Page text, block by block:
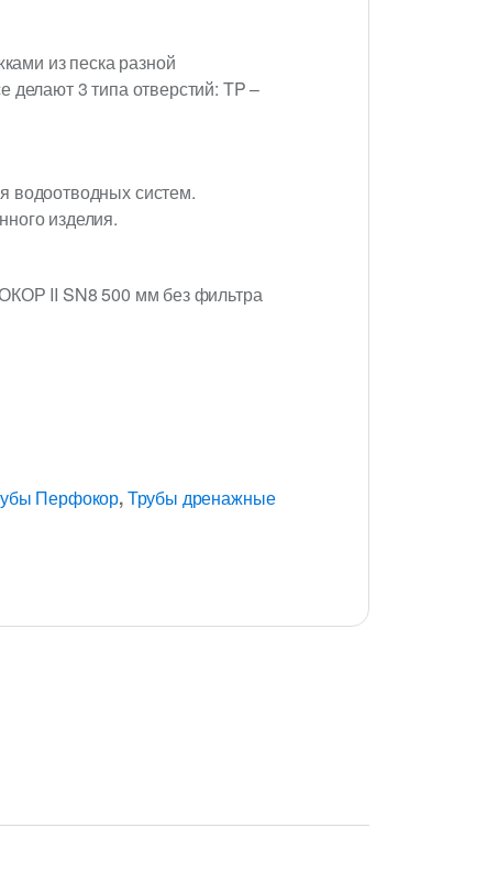
из песка разной
делают 3 типа отверстий: TP –
водоотводных систем.
изделия.
II SN8 500 мм без фильтра
Перфокор,Трубы дренажные